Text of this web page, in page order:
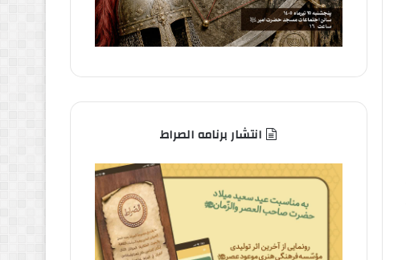
انتشار برنامه الصراط